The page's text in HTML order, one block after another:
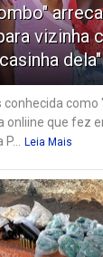
vizinha
dela"
conhecida como
onliine que fez
Leia Mais